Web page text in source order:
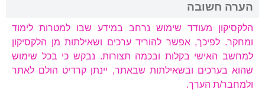
הערה חשובה
הלקסיקון מעודד שימוש נרחב במידע שבו למטרות לימוד
ומחקר. לפיכך, אפשר להוריד ערכים ושאילתות מן הלקסיקון
למחשב האישי בקלות ובכמה תצורות. נבקש כי בכל שימוש
שהוא בערכים ובשאילתות שבאתר, יינתן קרדיט הולם לאתר
ולמחבר/ת הערך.